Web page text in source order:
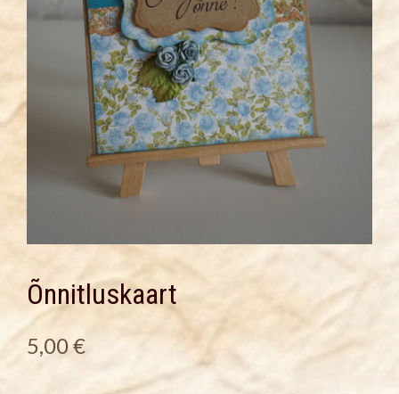
Õnnitluskaart
5,00€